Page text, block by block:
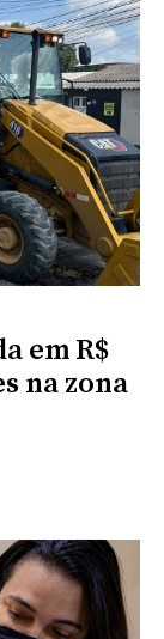
em R$
na zona